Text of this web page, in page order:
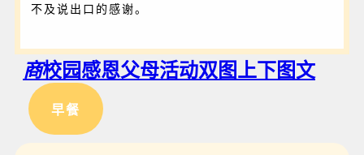
不及说出口的感谢。
商校园感恩父母活动双图上下图文
早餐